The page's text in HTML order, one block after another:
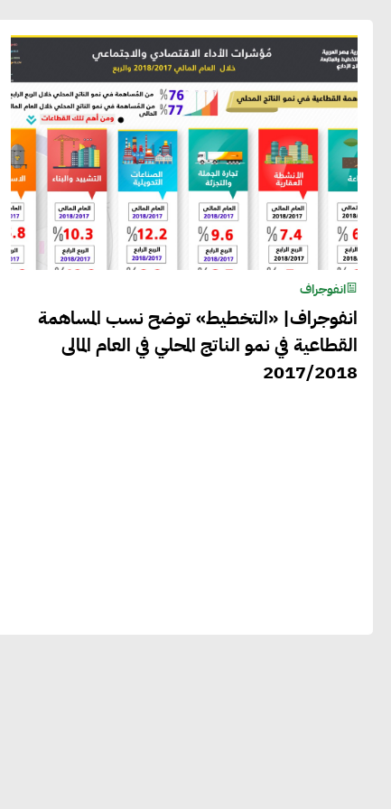
انفوجراف
انفوجراف| «التخطيط» توضح نسب المساهمة
القطاعية في نمو الناتج المحلي في العام المالى
2017/2018